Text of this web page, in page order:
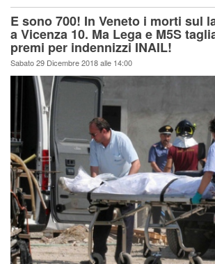
E sono 700! In Veneto i morti sul
a Vicenza 10. Ma Lega e M5S
premi per indennizzi INAIL!
Sabato 29 Dicembre 2018 alle 14:00